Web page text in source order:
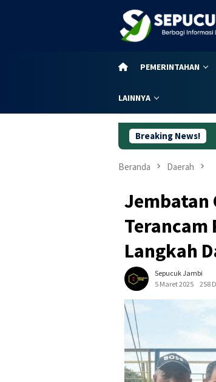
PEMERINTAHAN
LAINNYA
Breaking News!
Beranda Daerah
Jembatan
Terancam
Langkah
Sepucuk Jambi
5 Maret 2025
258